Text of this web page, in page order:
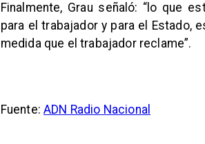
Finalmente, Grau señaló: “lo que
para el trabajador y para el Estado,
medida que el trabajador reclame”.
Fuente:ADN Radio Nacional